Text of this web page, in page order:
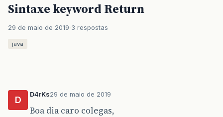
Sintaxe keyword Return
29 de maio de 2019 3 respostas
java
D
D4rKs29 de maio de 2019
Boa dia caro colegas,